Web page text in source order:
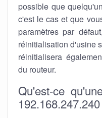
possible que
c'est le cas et que
paramètres par
réinitialisation d'usine
réinitialisera
du routeur.
Qu'est-ce